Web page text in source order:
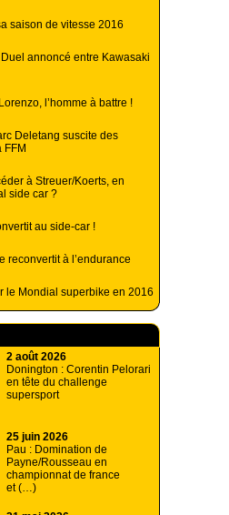
saison de vitesse 2016
annoncé entre Kawasaki
l’homme à battre !
Deletang suscite des
à Streuer/Koerts, en
side car ?
au side-car !
reconvertit à l’endurance
le Mondial superbike en 2016
2 août 2026
Donington : Corentin Pelorari
en tête du challenge
supersport
25 juin 2026
Pau : Domination de
Payne/Rousseau en
championnat de france
et (…)